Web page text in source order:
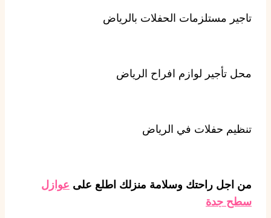
تاجير مستلزمات الحفلات بالرياض
محل تأجير لوازم افراح الرياض
تنظيم حفلات في الرياض
من اجل راحتك وسلامة منزلك اطلع على عوازل
سطح جدة